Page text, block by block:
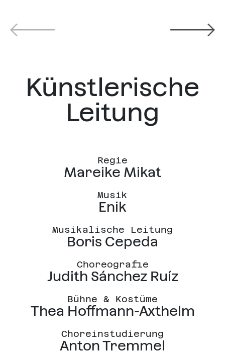
Künstlerische
Leitung
Regie
Mareike Mikat
Musik
Enik
Musikalische Leitung
Boris Cepeda
Choreografie
Judith Sánchez Ruíz
Bühne & Kostüme
Thea Hoffmann-Axthelm
Choreinstudierung
Anton Tremmel